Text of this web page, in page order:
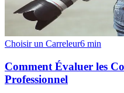
Choisir un Carreleur6 min
Comment Évaluer les
Professionnel